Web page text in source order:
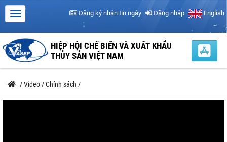
Đăng ký nhận tin ngày Đăng nhập English
HIỆP HỘI CHẾ BIẾN VÀ XUẤT KHẨU
THỦY SẢN VIỆT NAM
/Video /Chính sách /